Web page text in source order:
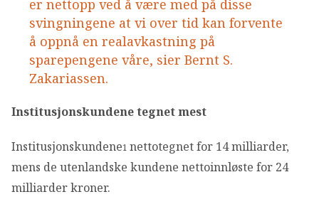
er nettopp ved å være med på disse
svingningene at vi over tid kan forvente
å oppnå en realavkastning på
sparepengene våre, sier Bernt S.
Zakariassen.
Institusjonskundene tegnet mest
Institusjonskundene1 nettotegnet for 14 milliarder,
mens de utenlandske kundene nettoinnløste for 24
milliarder kroner.